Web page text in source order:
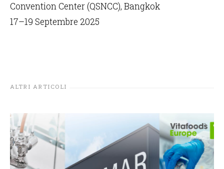
Convention Center (QSNCC), Bangkok
17–19 Septembre 2025
ALTRI ARTICOLI